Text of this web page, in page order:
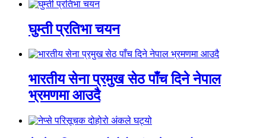
घुम्ती प्रतिभा चयन
भारतीय सेना प्रमुख सेठ पाँच दिने नेपाल
भ्रमणमा आउदै